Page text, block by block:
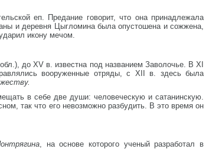
еп. Предание говорит, что она принадлежала
и деревня Цыгломина была опустошена и сожжена,
икону мечом.
до XV в. известна под названием Заволочье. В XI
вооруженные отряды, с XII в. здесь была
в себе две души: человеческую и сатанинскую.
так что его невозможно разбудить. В это время он
, на основе которого ученый разработал в